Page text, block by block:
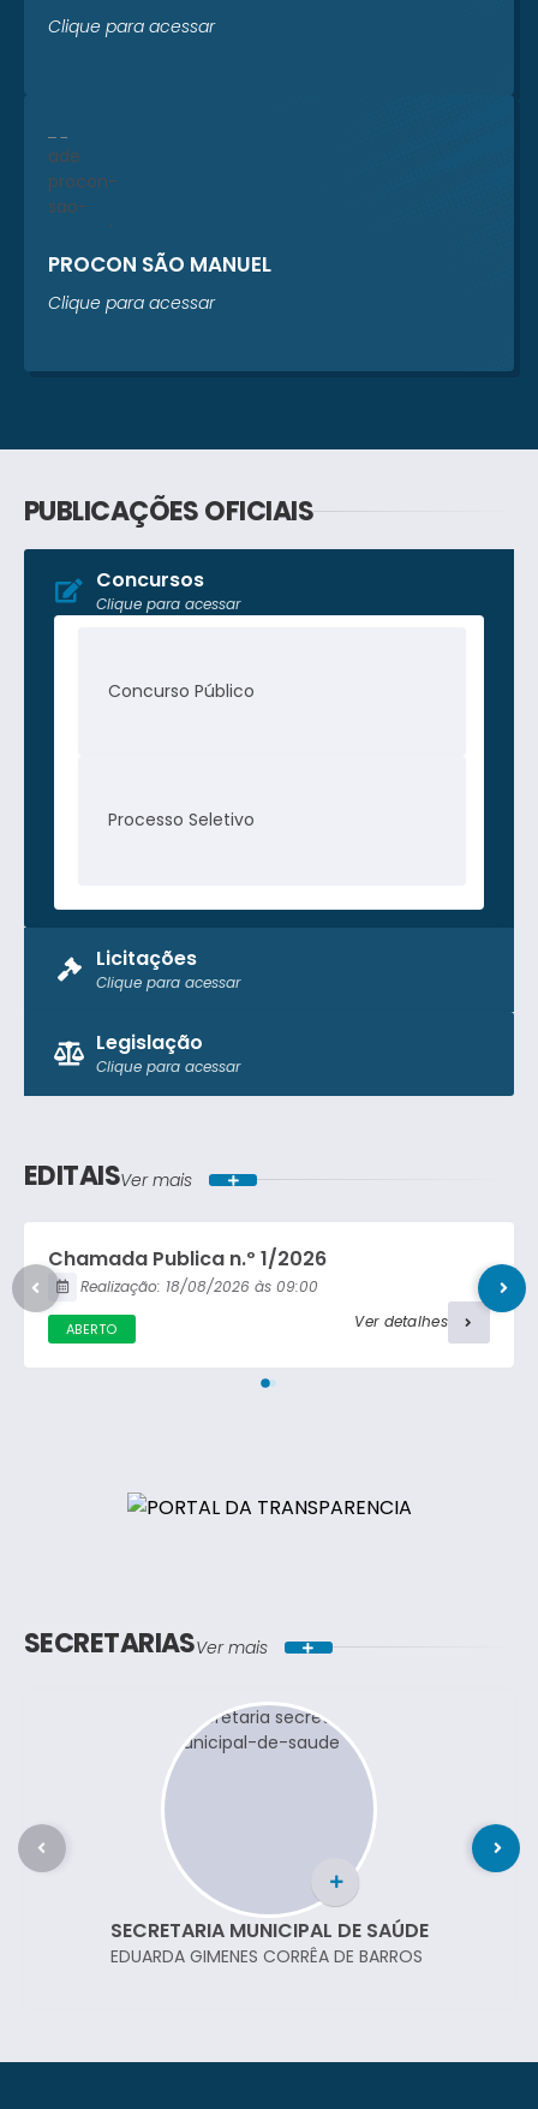
Clique para acessar
PROCON SÃO MANUEL
Clique para acessar
PUBLICAÇÕES OFICIAIS
Concursos
Clique para acessar
Concurso Público
Processo Seletivo
Licitações
Clique para acessar
Tomada de Preço
Carta Convite
Legislação
Clique para acessar
Lei Ordinária
Portaria
EDITAISVer mais
Chamada Publica n.º 1/2026
ABERTO
Realização: 18/08/2026
09:00
Ver detalhes
SECRETARIASVer mais
SECRETARIA MUNICIPAL DE SAÚDE
EDUARDA GIMENES CORRÊA DE BARROS